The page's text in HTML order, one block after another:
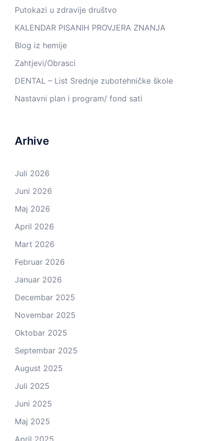
Putokazi u zdravije društvo
KALENDAR PISANIH PROVJERA ZNANJA
Blog iz hemije
Zahtjevi/Obrasci
DENTAL – List Srednje zubotehničke škole
Nastavni plan i program/ fond sati
Arhive
Juli 2026
Juni 2026
Maj 2026
April 2026
Mart 2026
Februar 2026
Januar 2026
Decembar 2025
Novembar 2025
Oktobar 2025
Septembar 2025
August 2025
Juli 2025
Juni 2025
Maj 2025